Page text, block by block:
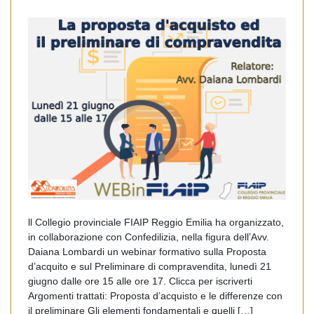
ll Collegio provinciale FIAIP Reggio Emilia ha organizzato,
in collaborazione con Confedilizia, nella figura dell’Avv.
Daiana Lombardi un webinar formativo sulla Proposta
d’acquito e sul Preliminare di compravendita, lunedì 21
giugno dalle ore 15 alle ore 17. Clicca per iscriverti
Argomenti trattati: Proposta d’acquisto e le differenze con
il preliminare Gli elementi fondamentali e quelli […]